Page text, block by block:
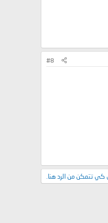
#8
كي تتمكن من الرد هنا.